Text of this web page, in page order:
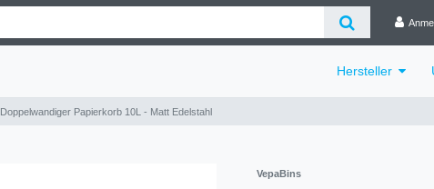
Hersteller
Doppelwandiger Papierkorb 10L - Matt Edelstahl
VepaBins